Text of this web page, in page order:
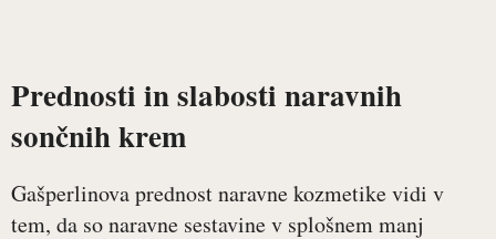
Prednosti in slabosti naravnih
sončnih krem
Gašperlinova prednost naravne kozmetike vidi v
tem, da so naravne sestavine v splošnem manj